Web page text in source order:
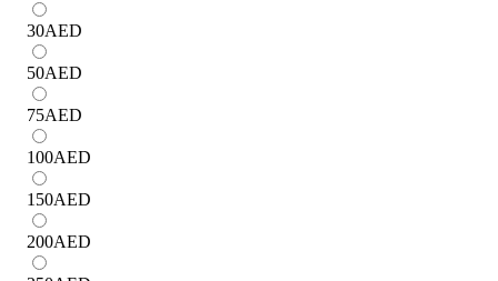
30AED
50AED
75AED
100AED
150AED
200AED